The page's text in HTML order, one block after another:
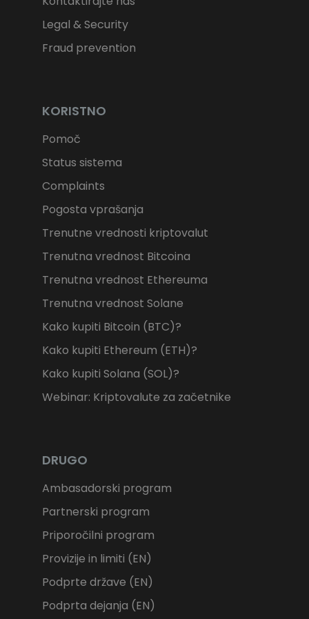
Legal & Security
Fraud prevention
KORISTNO
Pomoč
Status sistema
Complaints
Pogosta vprašanja
Trenutne vrednosti kriptovalut
Trenutna vrednost Bitcoina
Trenutna vrednost Ethereuma
Trenutna vrednost Solane
Kako kupiti Bitcoin (BTC)?
Kako kupiti Ethereum (ETH)?
Kako kupiti Solana (SOL)?
Webinar: Kriptovalute za začetnike
DRUGO
Ambasadorski program
Partnerski program
Priporočilni program
Provizije in limiti (EN)
Podprte države (EN)
Podprta dejanja (EN)